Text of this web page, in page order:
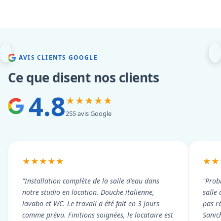
AVIS CLIENTS GOOGLE
Ce que disent nos clients
4.8★★★★★
255 avis Google
★★★★★
"Installation complète de la salle d'eau dans
notre studio en location. Douche italienne,
lavabo et WC. Le travail a été fait en 3 jours
comme prévu. Finitions soignées, le locataire est
salle
pas